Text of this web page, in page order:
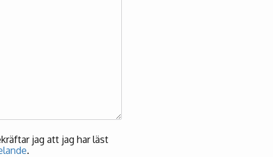
jag att jag har läst
.